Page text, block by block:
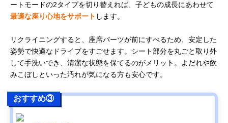
ートモードの2タイプを切り替えれば、子どもの成長にあわせて
最適な座り心地をサポート します。
リクライニングすると、座席パーツが前にすべるため、安定した
姿勢で快適なドライブをすごせます。シート部分を丸ごと取り外
して手洗いでき、清潔な状態を保てるのがメリット。よだれや飲
みこぼしといった汚れが気になる方も安心です。
おすすめ③